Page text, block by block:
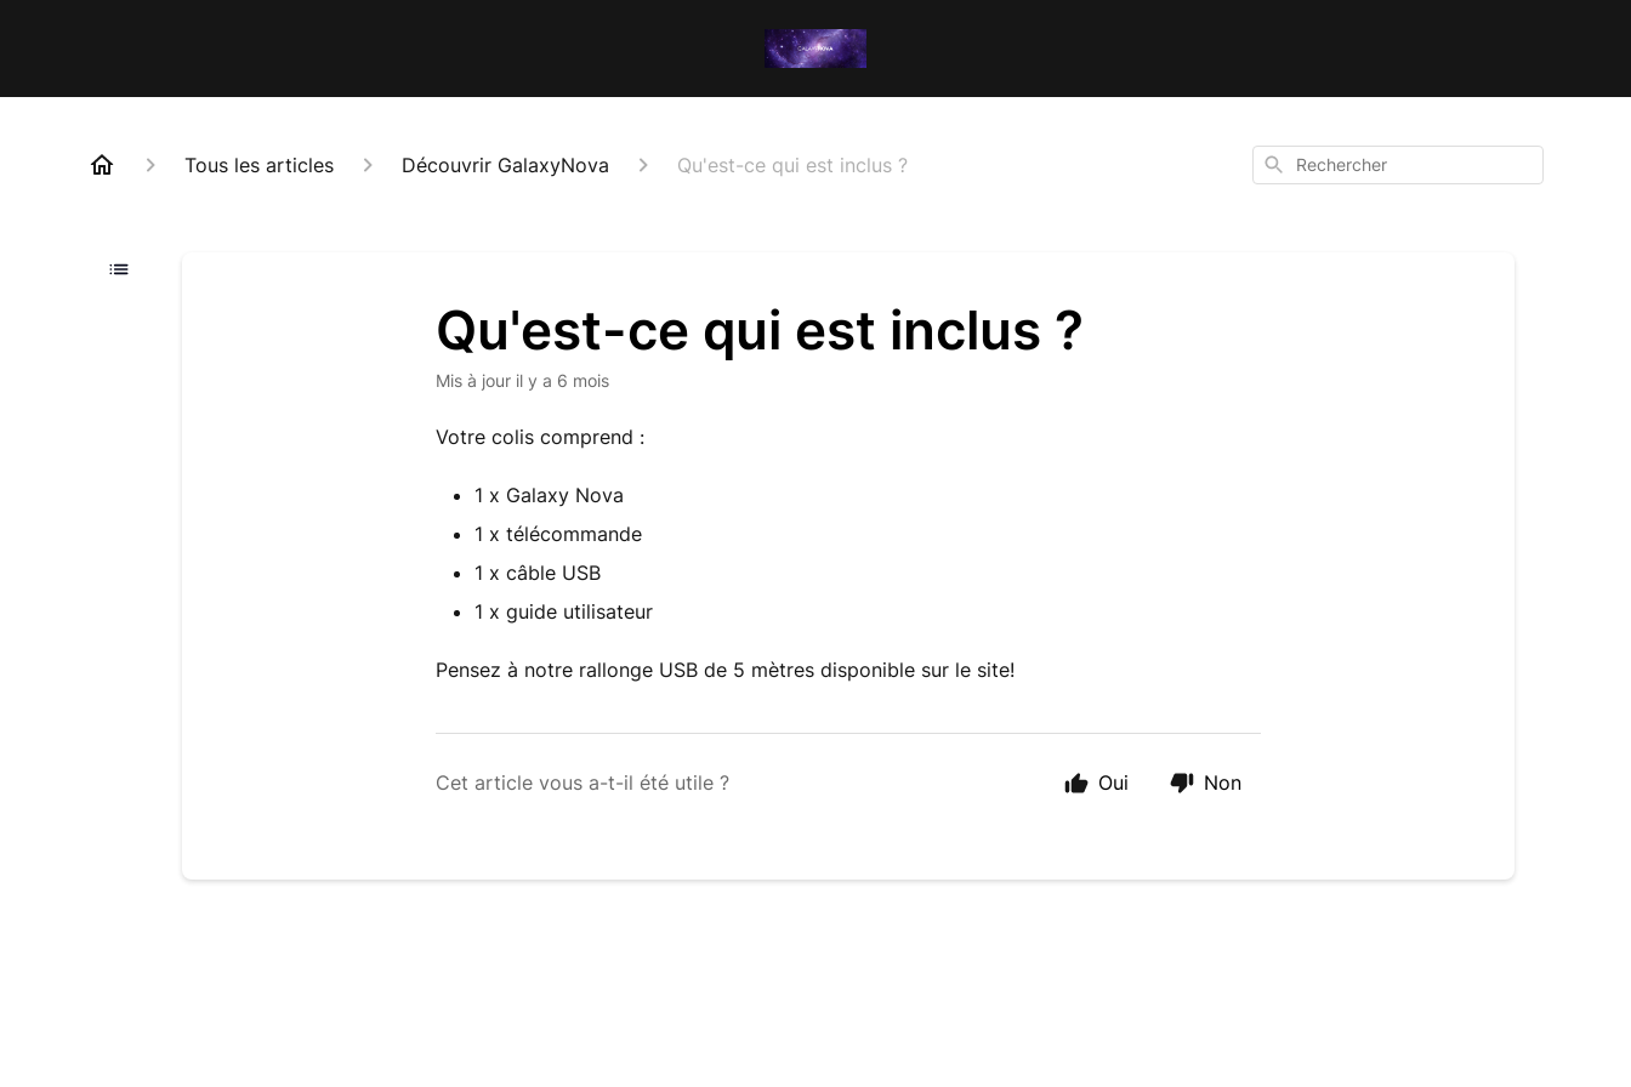
Tous les articles Découvrir GalaxyNova Qu'est-ce qui est inclus ? Rechercher
Qu'est-ce qui est inclus ?
Mis à jour il y a 6 mois
Votre colis comprend :
1 x Galaxy Nova
1 x télécommande
1 x câble USB
1 x guide utilisateur
Pensez à notre rallonge USB de 5 mètres disponible sur le site!
Cet article vous a-t-il été utile ? Oui Non